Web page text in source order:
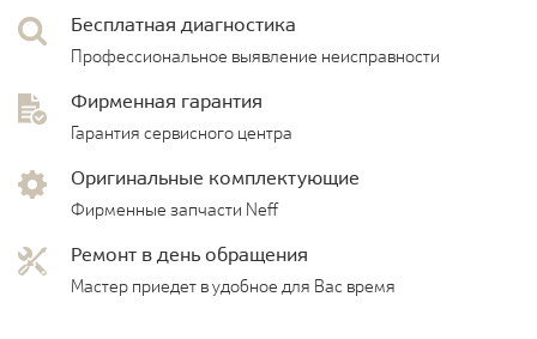
Бесплатная диагностика
Профессиональное выявление неисправности
Фирменная гарантия
Гарантия сервисного центра
Оригинальные комплектующие
Фирменные запчасти Neff
Ремонт в день обращения
Мастер приедет в удобное для Вас время